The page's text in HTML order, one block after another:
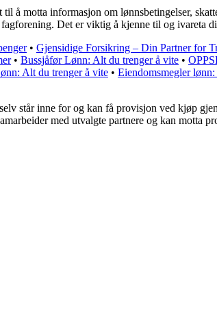
å motta informasjon om lønnsbetingelser,
Det er viktig å kjenne til og ivareta
• Gjensidige Forsikring – Din Partner for
• Bussjåfør Lønn: Alt du trenger å vite •
Alt du trenger å vite • Eiendomsmegler
står inne for og kan få provisjon ved kjøp
med utvalgte partnere og kan motta